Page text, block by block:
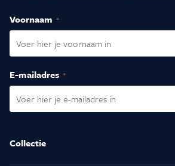
Voornaam (Vereist)
E-mailadres (Vereist)
Collectie